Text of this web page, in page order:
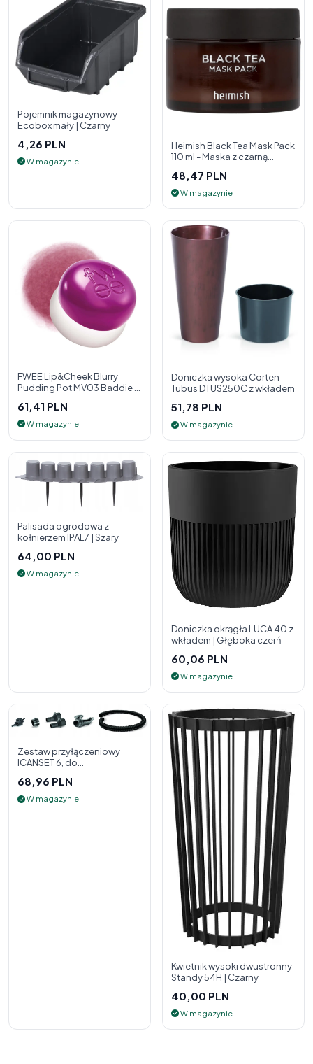
Pojemnik magazynowy -
Ecobox mały | Czarny
4,26 PLN
W magazynie
Heimish Black Tea Mask Pack
110 ml - Maska z czarną
48,47 PLN
W magazynie
FWEE Lip&Cheek Blurry
Pudding Pot MV03 Baddie 5
policzk
61,41 PLN
W magazynie
Doniczka wysoka Corten
Tubus DTUS250C z wkładem
51,78 PLN
W magazynie
Palisada ogrodowa z
kołnierzem IPAL7 | Szary
64,00 PLN
W magazynie
Doniczka okrągła LUCA 40 z
wkładem | Głęboka czerń
60,06 PLN
W magazynie
Zestaw przyłączeniowy
ICANSET 6, do
68,96 PLN
W magazynie
Kwietnik wysoki dwustronny
Standy 54H | Czarny
40,00 PLN
W magazynie